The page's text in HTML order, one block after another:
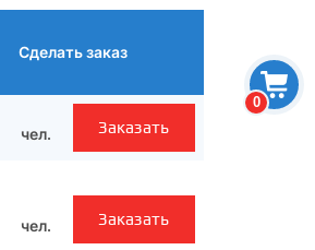
0
Сделать заказ
чел. Заказать
чел. Заказать